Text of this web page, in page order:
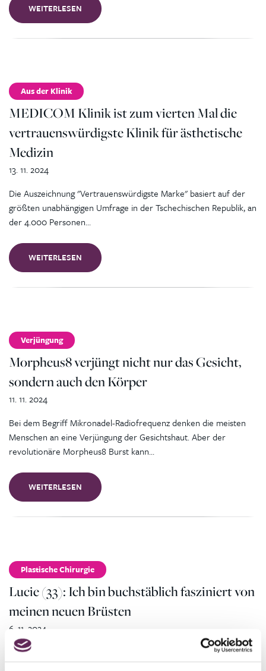
WEITERLESEN
MEDICOM Klinik ist zum vierten Mal die
vertrauenswürdigste Klinik für ästhetische
Medizin
Aus der Klinik
Die Auszeichnung "Vertrauenswürdigste Marke" basiert auf der
größten unabhängigen Umfrage in der Tschechischen Republik, an
der 4.000 Personen…
WEITERLESEN
13. 11. 2024
Morpheus8 verjüngt nicht nur das Gesicht,
sondern auch den Körper
Verjüngung
Bei dem Begriff Mikronadel-Radiofrequenz denken die meisten
Menschen an eine Verjüngung der Gesichtshaut. Aber der
revolutionäre Morpheus8 Burst kann…
WEITERLESEN
11. 11. 2024
Lucie (33): Ich bin buchstäblich fasziniert von
meinen neuen Brüsten
Plastische Chirurgie
Lucie hat sich schon immer gewünscht, Kleider mit Dekolleté zu
tragen und Frauen mit üppigem Dekolleté zu bewundern. Doch
6. 11. 2024